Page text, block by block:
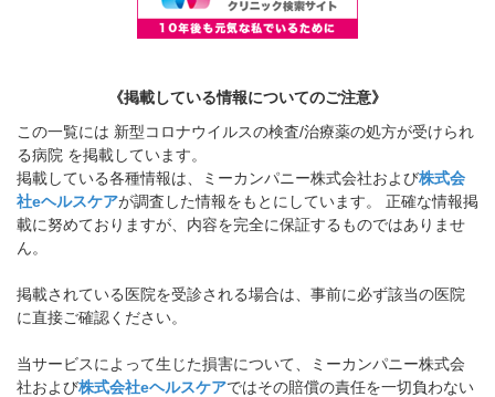
《掲載している情報についてのご注意》
この一覧には 新型コロナウイルスの検査/治療薬の処方が受けられ
る病院 を掲載しています。
掲載している各種情報は、ミーカンパニー株式会社および株式会
社eヘルスケアが調査した情報をもとにしています。 正確な情報掲
載に努めておりますが、内容を完全に保証するものではありませ
ん。
掲載されている医院を受診される場合は、事前に必ず該当の医院
に直接ご確認ください。
当サービスによって生じた損害について、ミーカンパニー株式会
社および株式会社eヘルスケアではその賠償の責任を一切負わない